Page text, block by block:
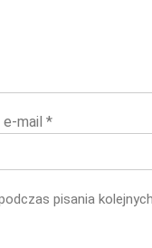
mail *
pisania